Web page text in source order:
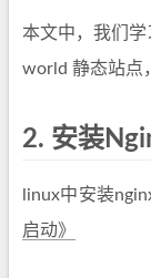
本文中，我们
world 静态站点
2. 安装
linux中安装
启动》